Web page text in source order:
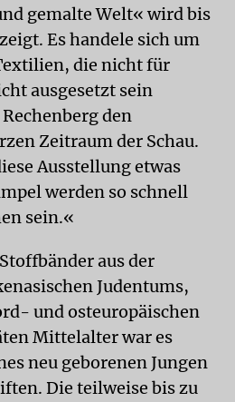
gemalte Welt« wird bis
Es handele sich um
die nicht für
ausgesetzt sein
den
Zeitraum der Schau.
Ausstellung etwas
werden so schnell
sein.«
aus der
Judentums,
und osteuropäischen
Mittelalter war es
neu geborenen Jungen
Die teilweise bis zu